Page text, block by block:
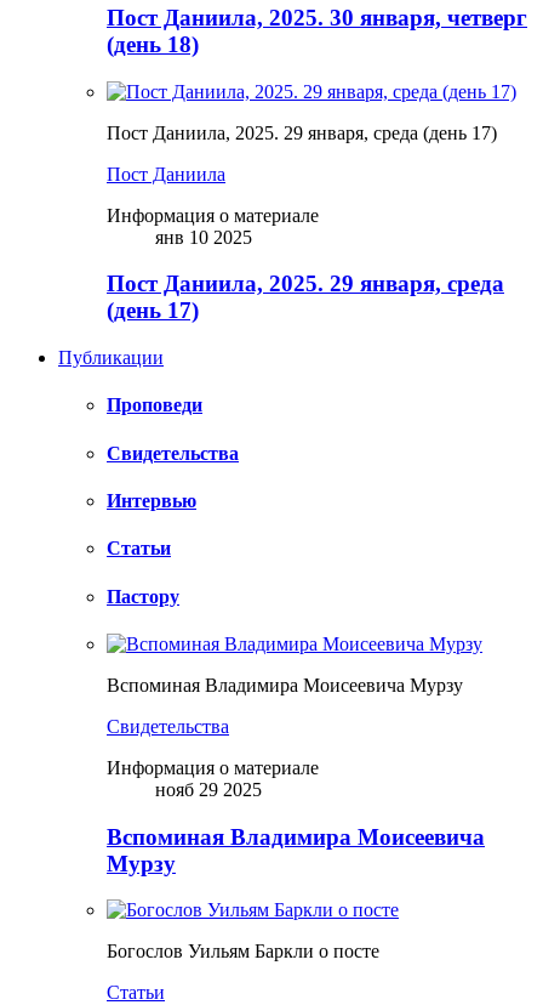
Пост Даниила, 2025. 30 января, четверг
(день 18)
Пост Даниила, 2025. 29 января, среда (день 17)
Пост Даниила
Информация о материале
янв 10 2025
Пост Даниила, 2025. 29 января, среда
(день 17)
Публикации
Проповеди
Свидетельства
Интервью
Статьи
Пастору
Вспоминая Владимира Моисеевича Мурзу
Свидетельства
Информация о материале
нояб 29 2025
Вспоминая Владимира Моисеевича
Мурзу
Богослов Уильям Баркли о посте
Статьи